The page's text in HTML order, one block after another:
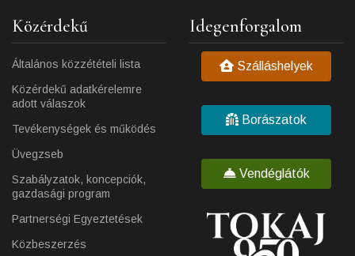
Közérdekű
Általános közzétételi lista
Közérdekű adatkérelemre
adott válaszok
Tevékenységek és működés
Üvegzseb
Szabályzatok, koncepciók,
gazdasági program
Partnerségi Egyeztetések
Közbeszerzés
Idegenforgalom
Szálláshelyek
Borászatok
Vendéglátók